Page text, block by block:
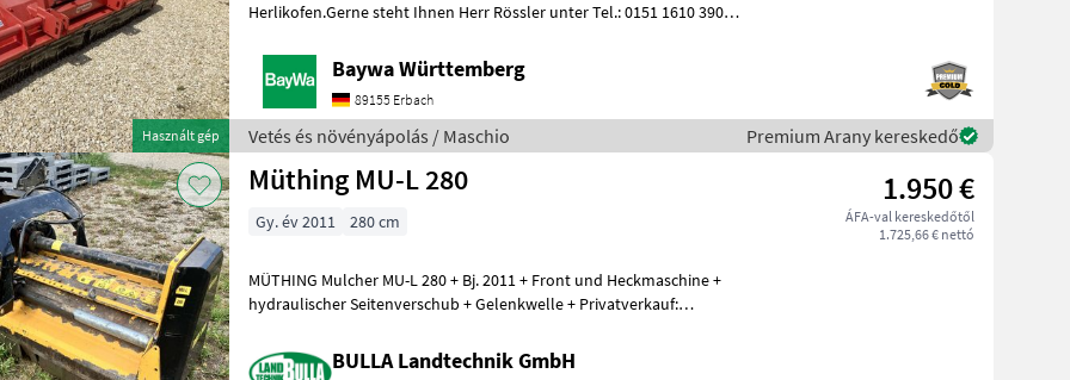
Használt gép
Herlikofen.Gerne steht Ihnen Herr Rössler unter Tel.: 0151 1610 3908
Baywa Württemberg
89155 Erbach
Vetés és növényápolás / Maschio Premium Arany kereskedő
Müthing MU-L 280 1.950 €
ÁFA-val kereskedőtől
1.725,66 € nettó
Gy. év 2011 280 cm
MÜTHING Mulcher MU-L 280 + Bj. 2011 + Front und Heckmaschine +
hydraulischer Seitenverschub + Gelenkwelle + Privatverkauf:
BULLA Landtechnik GmbH